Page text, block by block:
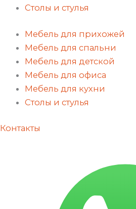
Столы и стулья
Мебель для прихожей
Мебель для спальни
Мебель для детской
Мебель для офиса
Мебель для кухни
Столы и стулья
Контакты